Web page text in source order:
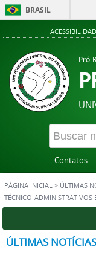
BRASIL
Pró-
Contatos
PÁGINA INICIAL > ÚLTIMAS
TÉCNICO-ADMINISTRATIVOS
ÚLTIMAS NOTÍCIAS